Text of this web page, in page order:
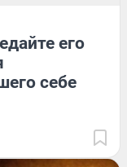
его
себе